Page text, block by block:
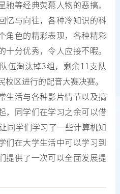
驰等经典荧幕人物的恶搞，
忆与向往，各种冷知识的科
角色的精彩表现，各种精彩
十分优秀，令人应接不暇。
伍淘汰掉3组，剩余11支队
区进行的配音大赛决赛。
生活与各种影片情节以及搞
，同学们在学习之余可以借
同学们学习了一些计算机知
们在大学生活中可以学习到
提供了一次可以全面发展提